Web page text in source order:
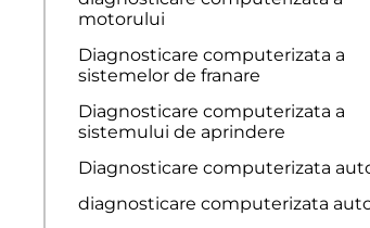
motorului
Diagnosticare computerizata a
sistemelor de franare
Diagnosticare computerizata a
sistemului de aprindere
Diagnosticare computerizata
diagnosticare computerizata